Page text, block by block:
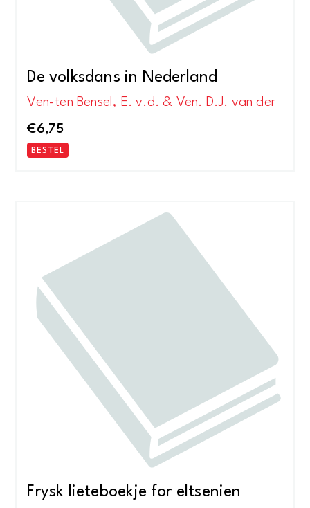
De volksdans in Nederland
Ven-ten Bensel, E. v.d. & Ven. D.J. van der
€6,75
BESTEL
Frysk lieteboekje for eltsenien